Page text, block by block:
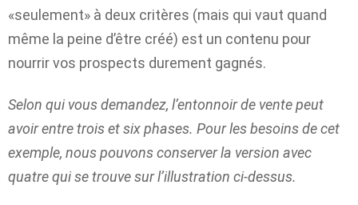
«seulement» à deux critères (mais qui vaut quand
même la peine d’être créé) est un contenu pour
nourrir vos prospects durement gagnés.
Selon qui vous demandez, l’entonnoir de vente peut
avoir entre trois et six phases. Pour les besoins de cet
exemple, nous pouvons conserver la version avec
quatre qui se trouve sur l’illustration ci-dessus.